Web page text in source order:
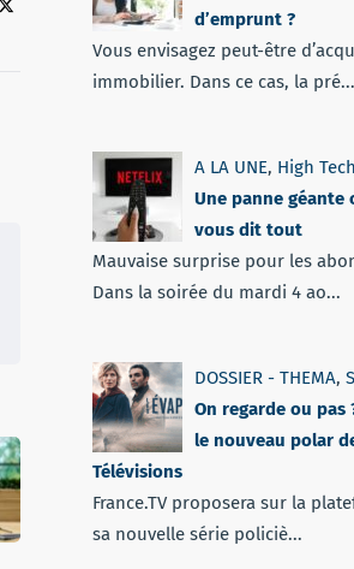
d’emprunt ?
Vous envisagez peut-être
immobilier. Dans ce cas, la pré...
A LA UNE, High Tech
Une panne géante
vous dit tout
Mauvaise surprise pour les
Dans la soirée du mardi 4 ao...
DOSSIER - THEMA,
On regarde ou pas
le nouveau polar
Télévisions
France.TV proposera sur la
sa nouvelle série policiè...